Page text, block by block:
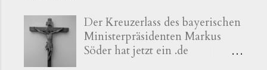
Der Kreuzerlass des bayerischen
Ministerpräsidenten Markus
Söder hat jetzt ein .de